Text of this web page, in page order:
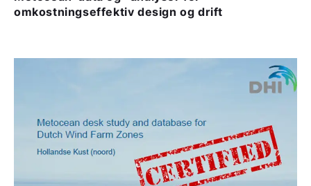
omkostningseffektiv design og drift